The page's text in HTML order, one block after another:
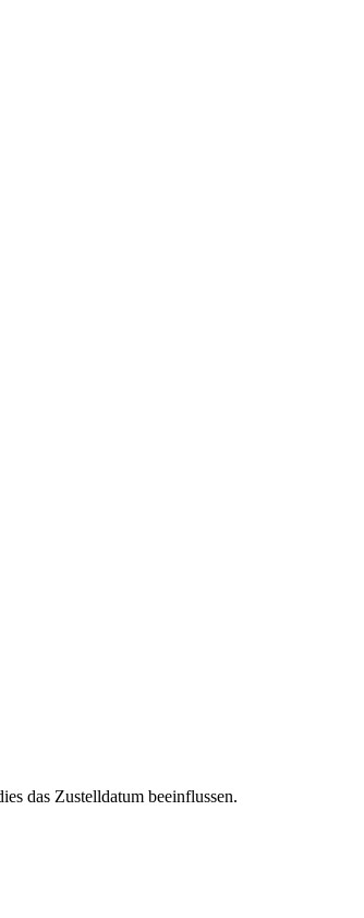
das Zustelldatum beeinflussen.